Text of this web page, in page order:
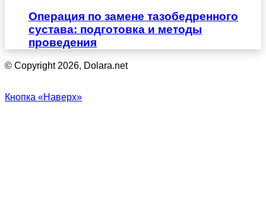
Операция по замене тазобедренного
сустава: подготовка и методы
проведения
© Copyright 2026, Dolara.net
Кнопка «Наверх»